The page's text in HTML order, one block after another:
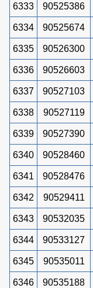
6333 90525386
6334 90525674
6335 90526300
6336 90526603
6337 90527103
6338 90527119
6339 90527390
6340 90528460
6341 90528476
6342 90529411
6343 90532035
6344 90533127
6345 90535011
6346 90535188